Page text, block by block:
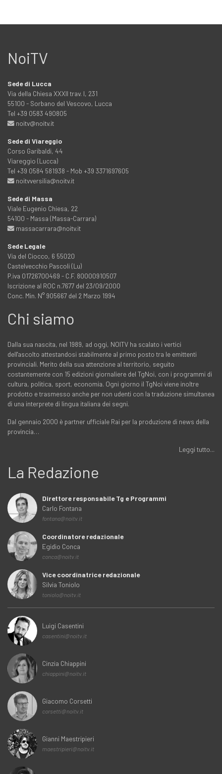
NoiTV
Sede di Lucca
Via della Chiesa XXXII trav. I, 231
55100 - Sorbano del Vescovo, Lucca
Tel +39 0583 490805
noitv@noitv.it
Sede di Viareggio
Corso Garibaldi, 44
Viareggio (Lucca)
Tel +39 0584 581938 - Mob +39 3371697605
noitvversilia@noitv.it
Sede di Massa
Viale Eugenio Chiesa, 22
54100 - Massa (Massa-Carrara)
massacarrara@noitv.it
Sede Legale
Via del Ciocco, 6 55020
Castelvecchio Pascoli (Lu)
P.iva 01726700469 - C.F. 80000910507
Iscrizione al ROC n.7677 del 23/09/2000
Conc. Min. N° 905667 del 2 Marzo 1994
Chi siamo
Dalla sua nascita, nel 1989, ad oggi, NOITV ha scalato i vertici
dell'ascolto attestandosi stabilmente al primo posto tra le emittenti
provinciali. Merito della sua attenzione al territorio, seguito
costantemente con 15 edizioni giornaliere del TgNoi, con i programmi di
cultura, politica, sport, economia. Ogni giorno il TgNoi viene inoltre
prodotto e trasmesso anche per non udenti con la traduzione simultanea
di una interprete di lingua italiana dei segni.
Dal gennaio 2000 è partner ufficiale Rai per la produzione di news della
provincia…
Leggi tutto...
La Redazione
Direttore responsabile Tg e Programmi
Carlo Fontana
fontana@noitv.it
Coordinatore redazionale
Egidio Conca
conca@noitv.it
Vice coordinatrice redazionale
Silvia Toniolo
toniolo@noitv.it
Luigi Casentini
casentini@noitv.it
Cinzia Chiappini
chiappini@noitv.it
Giacomo Corsetti
corsetti@noitv.it
Gianni Maestripieri
maestripieri@noitv.it